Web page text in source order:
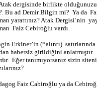
dergisinde birlikte
Bu ad Demir Bilgin mi? Ya da
yarattınız? Atak Dergisi’nin
Faiz Cebiroğlu vardı.
Erkiner’in (*alıntı)
habersiz girildiğini anlatmıştır.
Eğer tanımıyorsanız sizin
Faiz Cabiroğlu ya da